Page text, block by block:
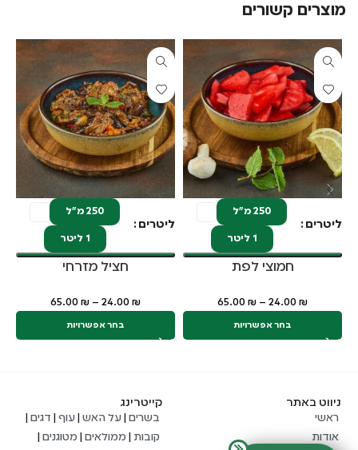
מוצרים קשורים
ליטרים
250 מ"ל
1 ליטר
חמוצי לפת
24.00 ₪
–
65.00 ₪
בחר אפשרויות
ליטרים
250 מ"ל
1 ליטר
חציל מזרחי
24.00 ₪
–
65.00 ₪
בחר אפשרויות
ניווט באתר
ראשי
אודות
קייטרינג
בשרים |על האש |עוף דגים
קובות
ממולאים מטוגנים